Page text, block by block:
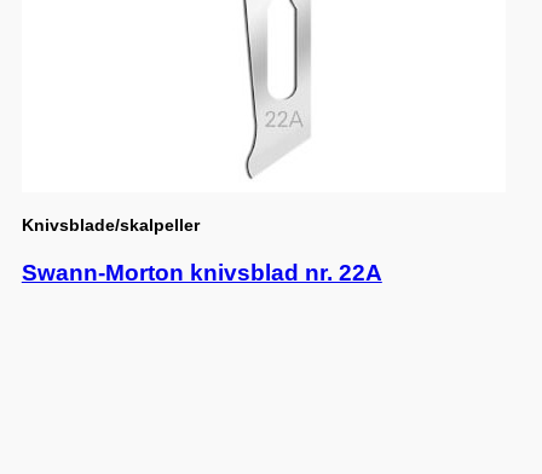
Knivsblade/skalpeller
Swann-Morton knivsblad nr. 22A